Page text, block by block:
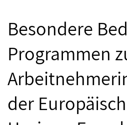
Besondere
Programmen
der